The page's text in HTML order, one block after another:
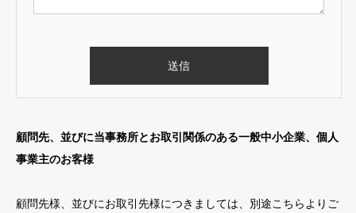
顧問先、並びに当事務所とお取引関係のある一般中小企業、個人
事業主のお客様
顧問先様、並びにお取引先様につきましては、別途こちら よりご